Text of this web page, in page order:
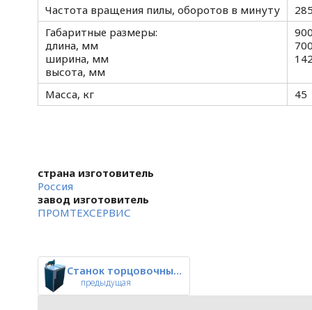
Частота вращения пилы, оборотов в минуту
Габаритные размеры:
длина, мм
ширина, мм
высота, мм
900
700
Масса, кг 45
страна изготовитель
Россия
завод изготовитель
ПРОМТЕХСЕРВИС
Станок торцовочный СТП-250 пне
предыдущая